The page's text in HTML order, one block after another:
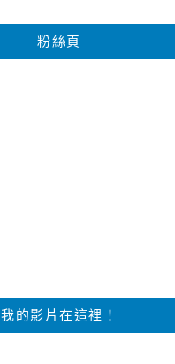
粉絲頁
我的影片在這裡！